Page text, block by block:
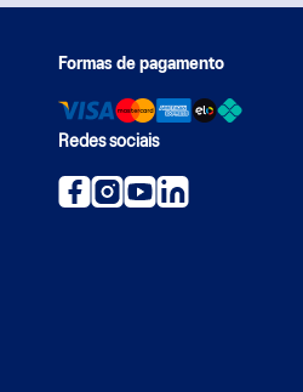
Formas de pagamento
Redes sociais